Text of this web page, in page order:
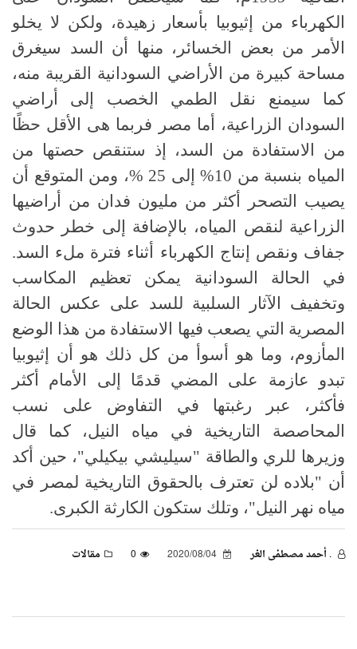
الكهرباء من إثيوبيا بأسعار زهيدة، ولكن لا يخلو
الأمر من بعض الخسائر، منها أن السد سيغرق
مساحة كبيرة من الأراضي السودانية القريبة منه،
كما سيمنع نقل الطمي الخصب إلى أراضي
السودان الزراعية، أما مصر فربما هى الأقل حظًا
من الاستفادة من السد، إذ ستنقص حصتها من
المياه بنسبة من 10% إلى 25 %، ومن المتوقع أن
يصيب التصحر أكثر من مليون فدان من أراضيها
الزراعية لنقص المياه، بالإضافة إلى خطر حدوث
جفاف ونقص إنتاج الكهرباء أثناء فترة ملء السد.
في الحالة السودانية يمكن تعظيم المكاسب
وتخفيف الآثار السلبية للسد على عكس الحالة
المصرية التي يصعب فيها الاستفادة من هذا الوضع
المأزوم، وما هو أسوأ من كل ذلك هو أن إثيوبيا
تبدو عازمة على المضي قدمًا إلى الأمام أكثر
فأكثر، عبر رغبتها في التفاوض على نسب
المحاصصة التاريخية في مياه النيل، كما قال
وزيرها للري والطاقة "سيليشي بيكيلي"، حين أكد
أن "بلاده لن تعترف بالحقوق التاريخية لمصر في
مياه نهر النيل"، وتلك ستكون الكارثة الكبرى.
. أحمد مصطفى الغر 0 مقالات